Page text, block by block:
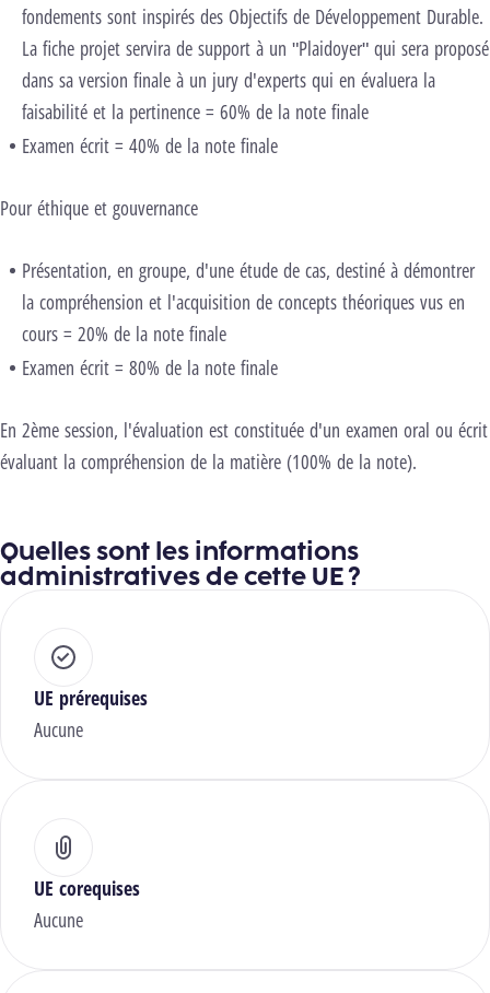
fondements sont inspirés des Objectifs de Développement Durable.
La fiche projet servira de support à un "Plaidoyer" qui sera proposé
dans sa version finale à un jury d'experts qui en évaluera la
faisabilité et la pertinence = 60% de la note finale
Examen écrit = 40% de la note finale
Pour éthique et gouvernance
Présentation, en groupe, d'une étude de cas, destiné à démontrer
la compréhension et l'acquisition de concepts théoriques vus en
cours = 20% de la note finale
Examen écrit = 80% de la note finale
En 2ème session, l'évaluation est constituée d'un examen oral ou écrit
évaluant la compréhension de la matière (100% de la note).
Quelles sont les informations
administratives de cette UE ?
UE prérequises
Aucune
UE corequises
Aucune